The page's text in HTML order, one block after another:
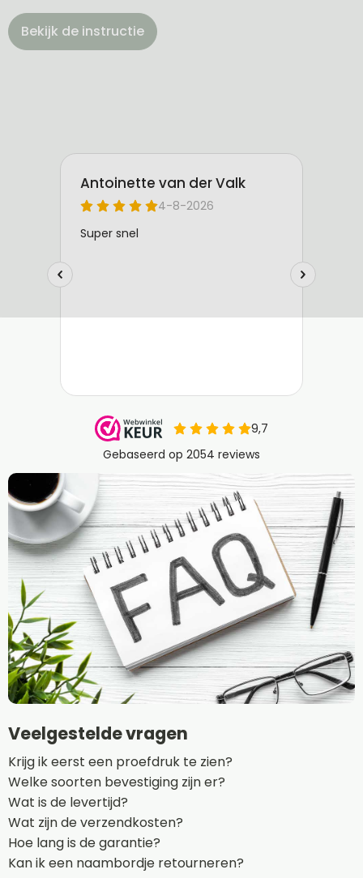
Bekijk de instructie
Veelgestelde vragen
Krijg ik eerst een proefdruk te zien?
Welke soorten bevestiging zijn er?
Wat is de levertijd?
Wat zijn de verzendkosten?
Hoe lang is de garantie?
Kan ik een naambordje retourneren?